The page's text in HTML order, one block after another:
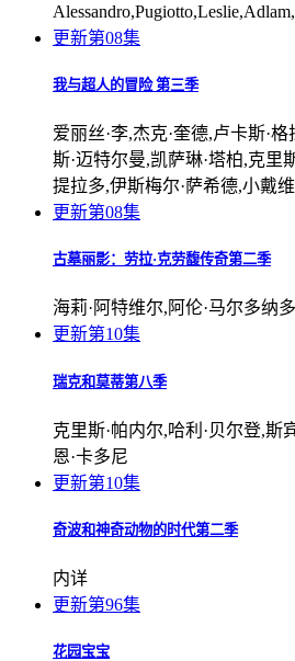
更新第08集
我与超人的冒险 第三季
爱丽丝·李,杰克·奎德,卢卡斯·
斯·迈特尔曼,凯萨琳·塔柏,克里
提拉多,伊斯梅尔·萨希德,小戴
更新第08集
古墓丽影：劳拉·克劳馥传奇第二季
海莉·阿特维尔,阿伦·马尔多纳
更新第10集
瑞克和莫蒂第八季
克里斯·帕内尔,哈利·贝尔登,斯
恩·卡多尼
更新第10集
奇波和神奇动物的时代第二季
内详
更新第96集
花园宝宝